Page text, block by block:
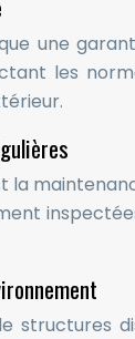
une
les